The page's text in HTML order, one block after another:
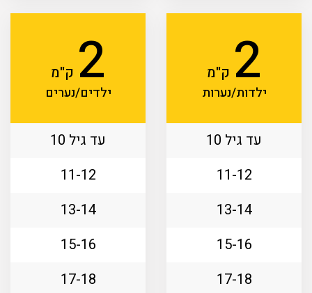
2 ק"מ
ילדות/נערות
עד גיל 10
11-12
13-14
15-16
17-18
2 ק"מ
ילדים/נערים
עד גיל 10
11-12
13-14
15-16
17-18